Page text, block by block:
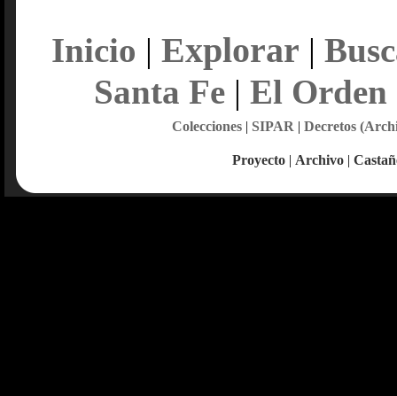
Inicio | Explorar |
Santa Fe| El Orden
Colecciones| SIPAR | Decretos
Proyecto | Archivo |